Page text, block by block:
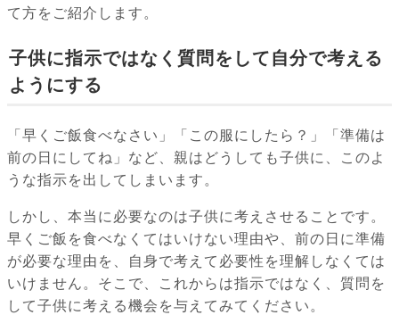
て方をご紹介します。
子供に指示ではなく質問をして自分で考える
ようにする
「早くご飯食べなさい」「この服にしたら？」「準備は
前の日にしてね」など、親はどうしても子供に、このよ
うな指示を出してしまいます。
しかし、本当に必要なのは子供に考えさせることです。
早くご飯を食べなくてはいけない理由や、前の日に準備
が必要な理由を、自身で考えて必要性を理解しなくては
いけません。そこで、これからは指示ではなく、質問を
して子供に考える機会を与えてみてください。